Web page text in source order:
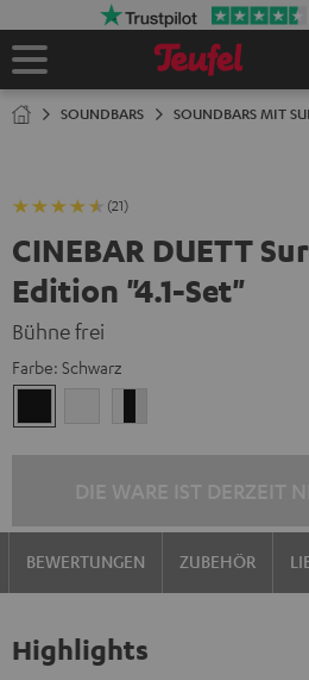
Startseite
SOUNDBARS SOUNDBARS MIT
(21)
CINEBAR DUETT
Edition "4.1-Set"
Bühne frei
Farbe: Schwarz
BEWERTUNGEN ZUBEHÖR
Highlights